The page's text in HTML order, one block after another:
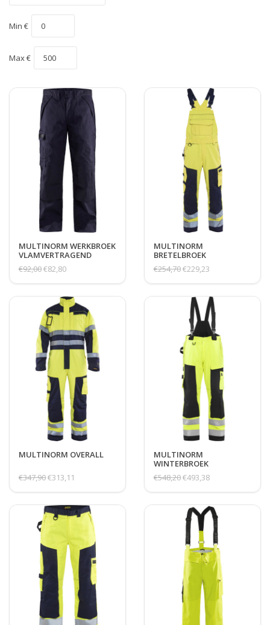
Min €
Max €
MULTINORM WERKBROEK
VLAMVERTRAGEND
€92,00€82,80
MULTINORM
BRETELBROEK
€254,70€229,23
MULTINORM OVERALL
€347,90€313,11
MULTINORM
WINTERBROEK
€548,20€493,38